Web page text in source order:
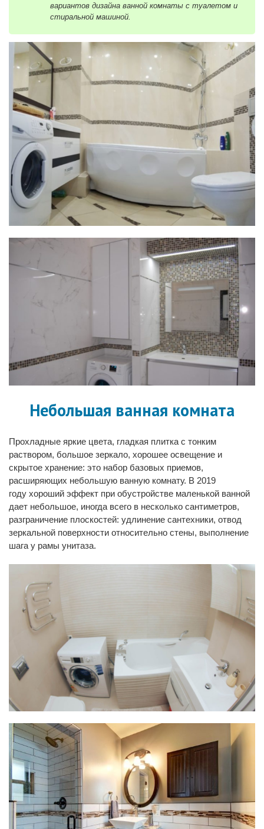
вариантов дизайна ванной комнаты с туалетом и
стиральной машиной.
Небольшая ванная комната
Прохладные яркие цвета, гладкая плитка с тонким
раствором, большое зеркало, хорошее освещение и
скрытое хранение: это набор базовых приемов,
расширяющих небольшую ванную комнату. В 2019
году хороший эффект при обустройстве маленькой ванной
дает небольшое, иногда всего в несколько сантиметров,
разграничение плоскостей: удлинение сантехники, отвод
зеркальной поверхности относительно стены, выполнение
шага у рамы унитаза.